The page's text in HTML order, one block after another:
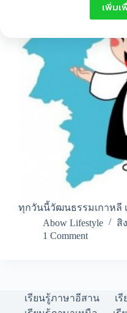
เพิ่มเ
ทุกวันนี้วัฒนธรรมเกาหลี
Abow Lifestyle
สิ
1 Comment
เรียนรู้ภาษาอีสาน
เ